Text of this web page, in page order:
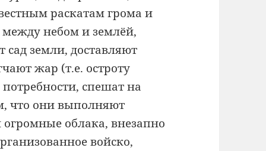
раскатам грома и
небом и землёй,
земли, доставляют
жар (т.е. остроту
спешат на
что они выполняют
облака, внезапно
войско,